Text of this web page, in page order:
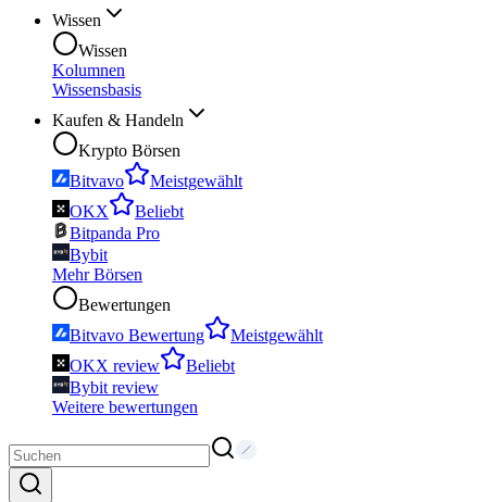
Wissen
Wissen
Kolumnen
Wissensbasis
Kaufen & Handeln
Krypto Börsen
Bitvavo
Meistgewählt
OKX
Beliebt
Bitpanda Pro
Bybit
Mehr Börsen
Bewertungen
Bitvavo Bewertung
Meistgewählt
OKX review
Beliebt
Bybit review
Weitere bewertungen